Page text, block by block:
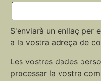
S'enviarà un enllaç per
a la vostra adreça de
Les vostres dades
processar la vostra